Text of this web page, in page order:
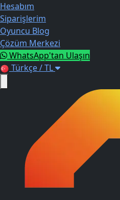
Hesabım
Siparişlerim
Oyuncu Blog
Çözüm Merkezi
WhatsApp'tan Ulaşın
Türkçe / TL